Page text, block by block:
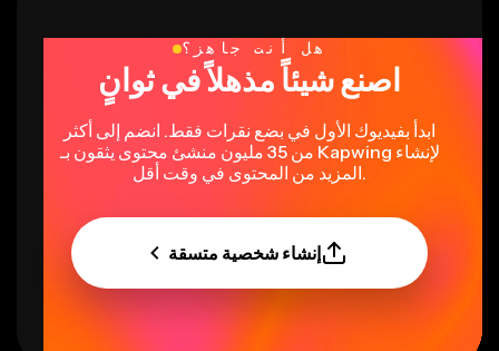
هل أنت جاهز؟
اصنع شيئاً مذهلاً في ثوانٍ
ابدأ بفيديوك الأول في بضع نقرات فقط. انضم إلى أكثر
من 35 مليون منشئ محتوى يثقون بـ Kapwing لإنشاء
المزيد من المحتوى في وقت أقل.
إنشاء شخصية متسقة